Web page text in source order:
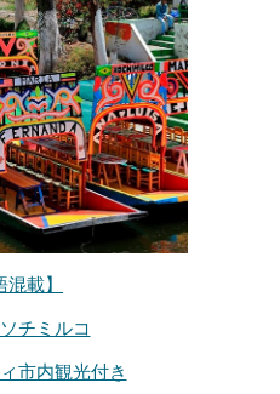
混載】
チミルコ
市内観光付き